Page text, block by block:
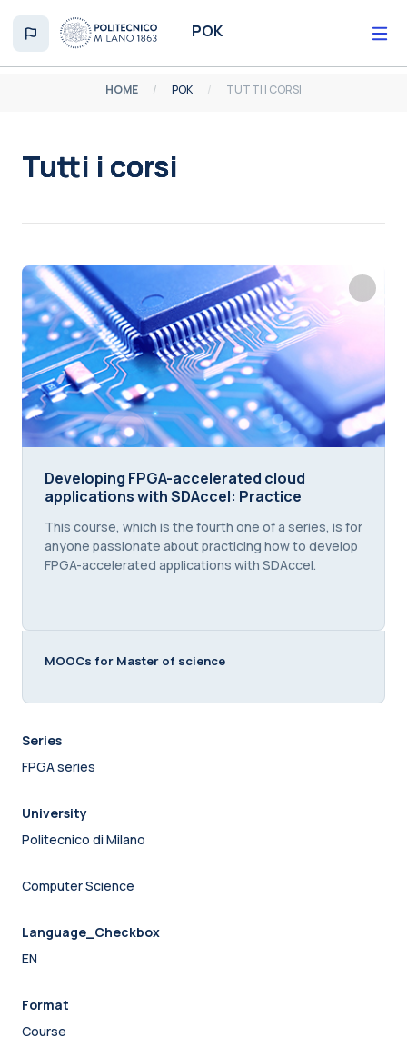
POK
HOME POK TUTTI I CORSI
Tutti i corsi
Developing FPGA-accelerated cloud applications
Developing FPGA-accelerated cloud
applications with SDAccel: Practice
Course summary text:
This course, which is the fourth one of a series, is for
anyone passionate about practicing how to develop
FPGA-accelerated applications with SDAccel.
MOOCs for Master of science
Series
FPGA series
University
Politecnico di Milano
Computer Science
Language_Checkbox
EN
Format
Course